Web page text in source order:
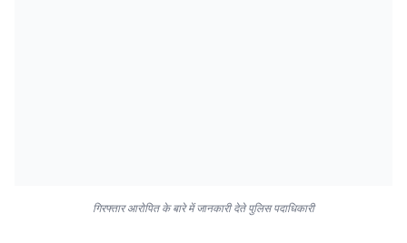
गिरफ्तार आरोपित के बारे में जानकारी देते पुलिस पदाधिकारी